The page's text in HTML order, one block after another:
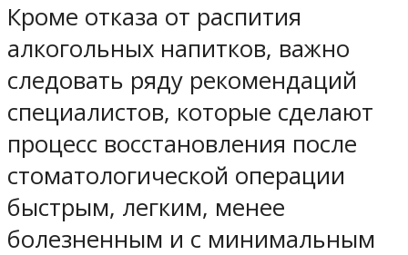
Кроме отказа от распития
алкогольных напитков, важно
следовать ряду рекомендаций
специалистов, которые сделают
процесс восстановления после
стоматологической операции
быстрым, легким, менее
болезненным и с минимальным